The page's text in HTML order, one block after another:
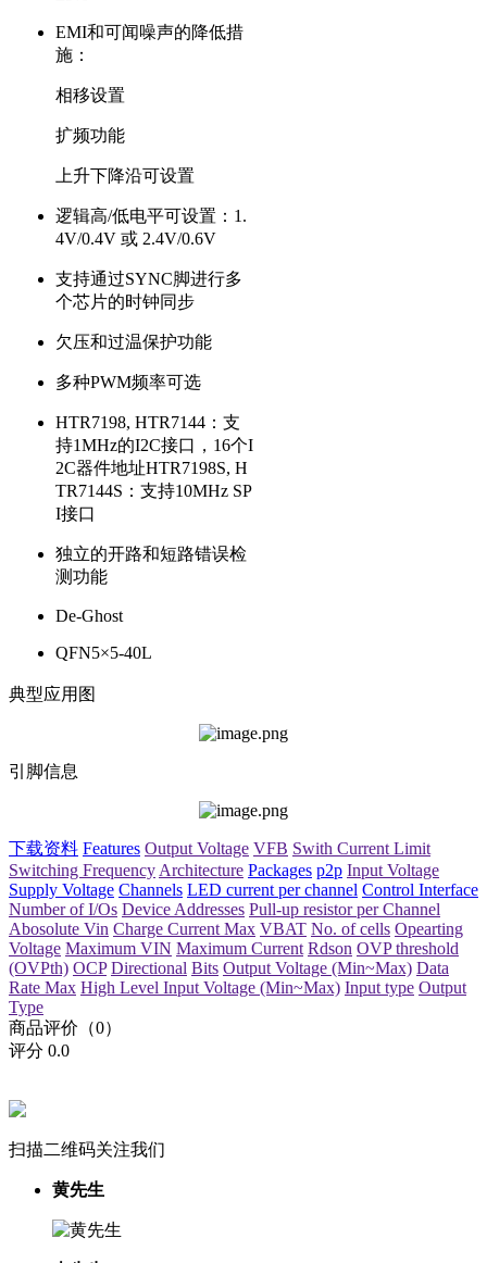
EMI和可闻噪声的降低措
施：
相移设置
扩频功能
上升下降沿可设置
逻辑高/低电平可设置：1.
4V/0.4V 或 2.4V/0.6V
支持通过SYNC脚进行多
个芯片的时钟同步
欠压和过温保护功能
多种PWM频率可选
HTR7198, HTR7144：支
持1MHz的I2C接口，16个I
2C器件地址HTR7198S, H
TR7144S：支持10MHz SP
I接口
独立的开路和短路错误检
测功能
De-Ghost
QFN5×5-40L
典型应用图
引脚信息
下载资料 Features Output Voltage VFB Swith Current Limit
Switching Frequency Architecture Packages p2p Input Voltage
Supply Voltage Channels LED current per channel Control Interface
Number of I/Os Device Addresses Pull-up resistor per Channel
Abosolute Vin Charge Current Max VBAT No. of cells Opearting
Voltage Maximum VIN Maximum Current Rdson OVP threshold
(OVPth) OCP Directional Bits Output Voltage (Min~Max) Data
Rate Max High Level Input Voltage (Min~Max) Input type Output
Type
商品评价（0）
评分 0.0
扫描二维码关注我们
黄先生